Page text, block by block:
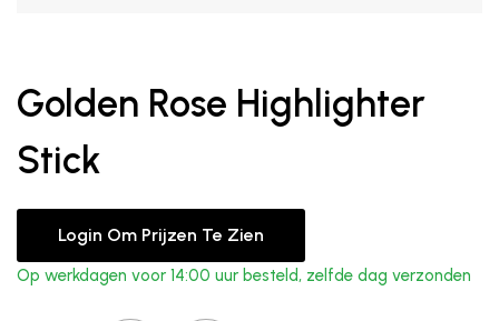
Golden Rose Highlighter
Stick
Login Om Prijzen Te Zien
Op werkdagen voor 14:00 uur besteld, zelfde dag verzonden